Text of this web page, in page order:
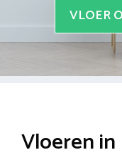
VLOER
Vloeren in